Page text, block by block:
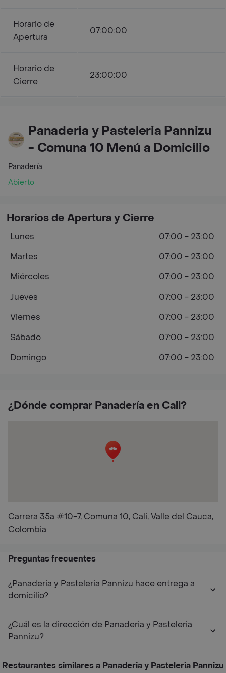
Horario de
Apertura
07:00:00
Horario de
Cierre
23:00:00
Panaderia y Pasteleria Pannizu
- Comuna 10 Menú a Domicilio
Panadería
Abierto
¿Dónde comprar Panadería en Cali?
Carrera 35a #10-7, Comuna 10, Cali, Valle del Cauca,
Colombia
Horarios de Apertura y Cierre
Lunes
07:00 - 23:00
Martes
07:00 - 23:00
Miércoles
07:00 - 23:00
Jueves
07:00 - 23:00
Viernes
07:00 - 23:00
Sábado
07:00 - 23:00
Domingo
07:00 - 23:00
Preguntas frecuentes
¿Panaderia y Pasteleria Pannizu hace entrega a
domicilio?
¿Cuál es la dirección de Panaderia y Pasteleria
Pannizu?
Restaurantes similares a Panaderia y Pasteleria Pannizu